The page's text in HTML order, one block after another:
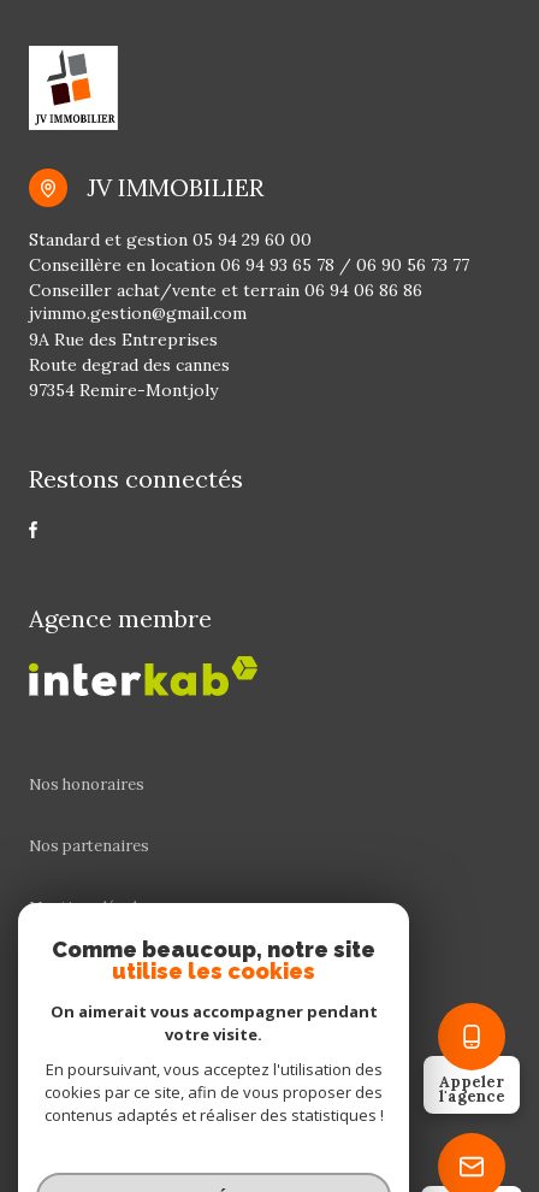
Appeler
l'agence
JV IMMOBILIER
jvimmo.gestion@gmail.com
Standard et gestion 05 94 29 60 00
Conseillère en location 06 94 93 65 78 / 06 90 56 73 77
Conseiller achat/vente et terrain 06 94 06 86 86
9A Rue des Entreprises
Route degrad des cannes
97354 Remire-Montjoly
Restons connectés
Agence membre
Nos honoraires
Nos partenaires
Mentions légales
Cookies
© 2026 | Tous droits réservés
Comme beaucoup, notre site
utilise les cookies
On aimerait vous accompagner pendant
votre visite.
En poursuivant, vous acceptez l'utilisation des
cookies par ce site, afin de vous proposer des
contenus adaptés et réaliser des statistiques !